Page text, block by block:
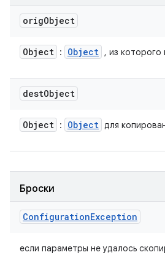
origObject
Object : Object , из которого
destObject
Object : Object для
Броски
ConfigurationException
если параметры не удалось